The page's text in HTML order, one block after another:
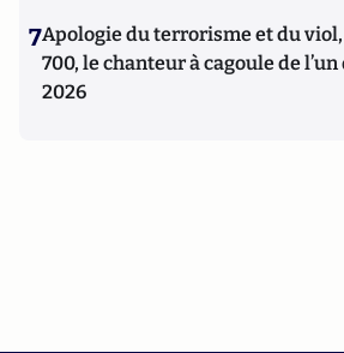
7Apologie du terrorisme et du
700, le chanteur à cagoule de l’un
2026